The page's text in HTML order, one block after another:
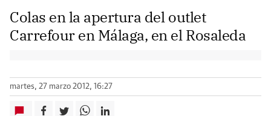
Colas en la apertura del outlet
Carrefour en Málaga, en el Rosaleda
martes, 27 marzo 2012, 16:27